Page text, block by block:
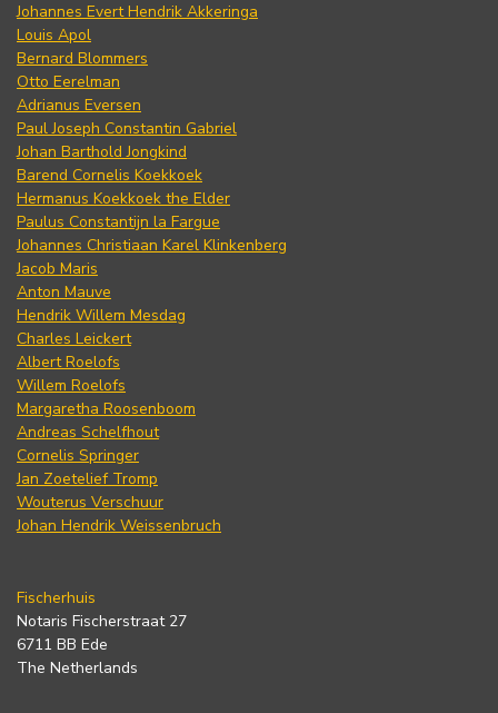
Johannes Evert Hendrik Akkeringa
Louis Apol
Bernard Blommers
Otto Eerelman
Adrianus Eversen
Paul Joseph Constantin Gabriel
Johan Barthold Jongkind
Barend Cornelis Koekkoek
Hermanus Koekkoek the Elder
Paulus Constantijn la Fargue
Johannes Christiaan Karel Klinkenberg
Jacob Maris
Anton Mauve
Hendrik Willem Mesdag
Charles Leickert
Albert Roelofs
Willem Roelofs
Margaretha Roosenboom
Andreas Schelfhout
Cornelis Springer
Jan Zoetelief Tromp
Wouterus Verschuur
Johan Hendrik Weissenbruch
Fischerhuis
Notaris Fischerstraat 27
6711 BB Ede
The Netherlands